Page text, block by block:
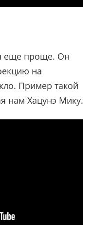
еще проще. Он
на
Пример такой
нам Хацунэ Мику.